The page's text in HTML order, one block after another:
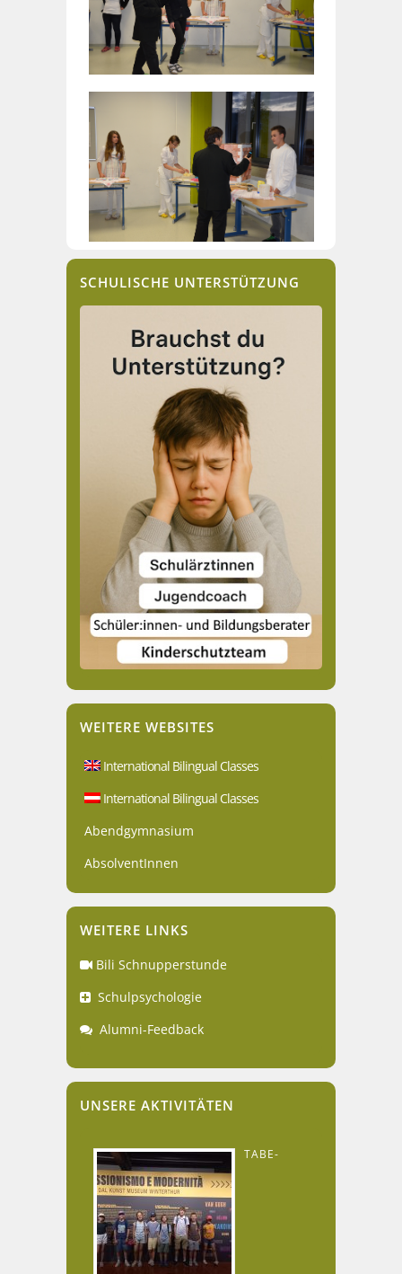
SCHULISCHE UNTERSTÜTZUNG
WEITERE WEBSITES
International Bilingual Classes
International Bilingual Classes
Abendgymnasium
AbsolventInnen
WEITERE LINKS
Bili Schnupperstunde
Schulpsychologie
Alumni-Feedback
UNSERE AKTIVITÄTEN
TABE-